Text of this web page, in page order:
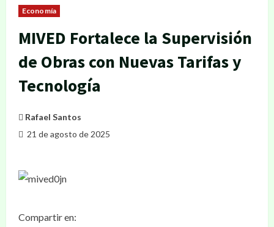
Economía
MIVED Fortalece la Supervisión
de Obras con Nuevas Tarifas y
Tecnología
Rafael Santos
21 de agosto de 2025
Compartir en: